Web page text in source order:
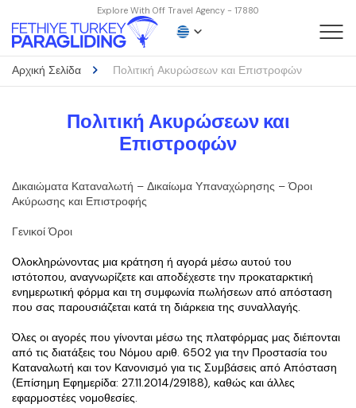
Explore With Off Travel Agency - 17880
Αρχική Σελίδα Πολιτική Ακυρώσεων και Επιστροφών
Πολιτική Ακυρώσεων και
Επιστροφών
Δικαιώματα Καταναλωτή – Δικαίωμα Υπαναχώρησης – Όροι
Ακύρωσης και Επιστροφής
Γενικοί Όροι
Ολοκληρώνοντας μια κράτηση ή αγορά μέσω αυτού του
ιστότοπου, αναγνωρίζετε και αποδέχεστε την προκαταρκτική
ενημερωτική φόρμα και τη συμφωνία πωλήσεων από απόσταση
που σας παρουσιάζεται κατά τη διάρκεια της συναλλαγής.
Όλες οι αγορές που γίνονται μέσω της πλατφόρμας μας διέπονται
από τις διατάξεις του Νόμου αριθ. 6502 για την Προστασία του
Καταναλωτή και τον Κανονισμό για τις Συμβάσεις από Απόσταση
(Επίσημη Εφημερίδα: 27.11.2014/29188), καθώς και άλλες
εφαρμοστέες νομοθεσίες.